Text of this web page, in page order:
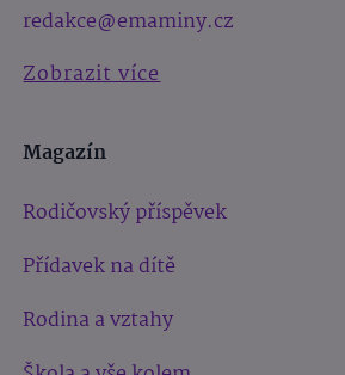
redakce@emaminy.cz
Zobrazit více
Magazín
Rodičovský příspěvek
Přídavek na dítě
Rodina a vztahy